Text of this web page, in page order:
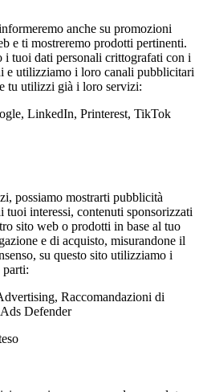
anche su promozioni
e ti mostreremo prodotti pertinenti.
tuoi dati personali crittografati con i
e utilizziamo i loro canali pubblicitari
tu utilizzi già i loro servizi:
LinkedIn, Printerest, TikTok
possiamo mostrarti pubblicità
tuoi interessi, contenuti sponsorizzati
sito web o prodotti in base al tuo
e di acquisto, misurandone il
su questo sito utilizziamo i
parti:
Raccomandazioni di
Defender